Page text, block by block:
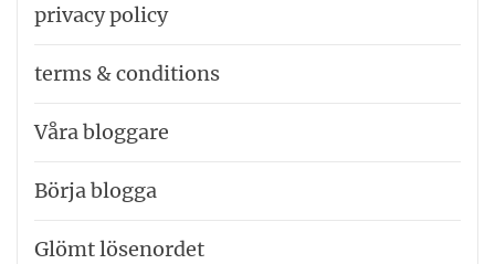
privacy policy
terms & conditions
Våra bloggare
Börja blogga
Glömt lösenordet